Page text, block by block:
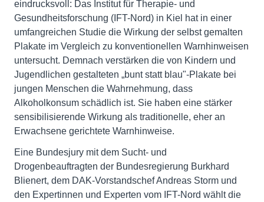
eindrucksvoll: Das Institut für Therapie- und
Gesundheitsforschung (IFT-Nord) in Kiel hat in einer
umfangreichen Studie die Wirkung der selbst gemalten
Plakate im Vergleich zu konventionellen Warnhinweisen
untersucht. Demnach verstärken die von Kindern und
Jugendlichen gestalteten „bunt statt blau"-Plakate bei
jungen Menschen die Wahrnehmung, dass
Alkoholkonsum schädlich ist. Sie haben eine stärker
sensibilisierende Wirkung als traditionelle, eher an
Erwachsene gerichtete Warnhinweise.
Eine Bundesjury mit dem Sucht- und
Drogenbeauftragten der Bundesregierung Burkhard
Blienert, dem DAK-Vorstandschef Andreas Storm und
den Expertinnen und Experten vom IFT-Nord wählt die